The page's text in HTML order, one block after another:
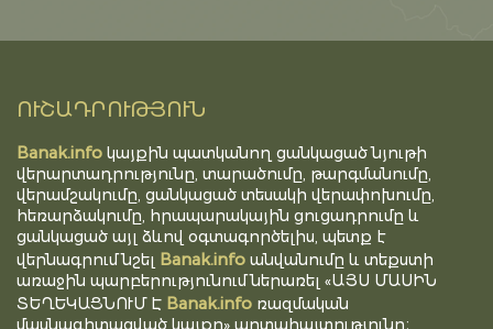
ՈՒՇԱԴՐՈՒԹՅՈՒՆ
Banak.info կայքին պատկանող ցանկացած նյութի
վերարտադրությունը, տարածումը, թարգմանումը,
վերամշակումը, ցանկացած տեսակի վերափոխումը,
հեռարձակումը, հրապարակային ցուցադրումը և
ցանկացած այլ ձևով օգտագործելիս, պետք է
վերնագրում նշել Banak.info անվանումը և տեքստի
առաջին պարբերությունում ներառել «ԱՅՍ ՄԱՍԻՆ
ՏԵՂԵԿԱՑՆՈՒՄ Է Banak.info ռազմական
մասնագիտացված կայքը» արտահայտությունը։